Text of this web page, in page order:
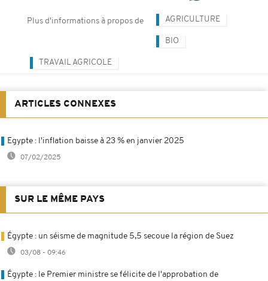
Plus d'informations à propos de AGRICULTURE
BIO
TRAVAIL AGRICOLE
ARTICLES CONNEXES
Egypte : l'inflation baisse à 23 % en janvier 2025
07/02/2025
SUR LE MÊME PAYS
Égypte : un séisme de magnitude 5,5 secoue la région de Suez
03/08 - 09:46
Égypte : le Premier ministre se félicite de l'approbation de